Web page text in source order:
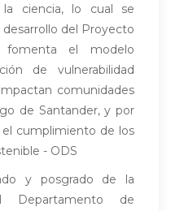
la ciencia, lo cual se
del Proyecto
el modelo
de vulnerabilidad
comunidades
de Santander, y por
cumplimiento de los
- ODS
y posgrado de la
Departamento de